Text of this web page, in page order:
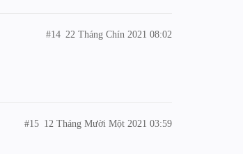
22 Tháng Chín 2021 08:02
#14
12 Tháng Mười Một 2021 03:59
#15